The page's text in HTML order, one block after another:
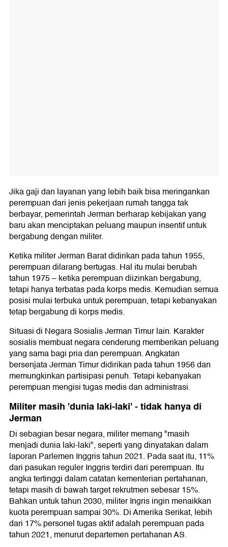
Jika gaji dan layanan yang lebih baik bisa meringankan
perempuan dari jenis pekerjaan rumah tangga tak
berbayar, pemerintah Jerman berharap kebijakan yang
baru akan menciptakan peluang maupun insentif untuk
bergabung dengan militer.
Ketika militer Jerman Barat didirikan pada tahun 1955,
perempuan dilarang bertugas. Hal itu mulai berubah
tahun 1975 – ketika perempuan diizinkan bergabung,
tetapi hanya terbatas pada korps medis. Kemudian semua
posisi mulai terbuka untuk perempuan, tetapi kebanyakan
tetap bergabung di korps medis.
Situasi di Negara Sosialis Jerman Timur lain. Karakter
sosialis membuat negara cenderung memberikan peluang
yang sama bagi pria dan perempuan. Angkatan
bersenjata Jerman Timur didirikan pada tahun 1956 dan
memungkinkan partisipasi penuh. Tetapi kebanyakan
perempuan mengisi tugas medis dan administrasi.
Militer masih 'dunia laki-laki' - tidak hanya di
Jerman
Di sebagian besar negara, militer memang "masih
menjadi dunia laki-laki", seperti yang dinyatakan dalam
laporan Parlemen Inggris tahun 2021. Pada saat itu, 11%
dari pasukan reguler Inggris terdiri dari perempuan. Itu
angka tertinggi dalam catatan kementerian pertahanan,
tetapi masih di bawah target rekrutmen sebesar 15%.
Bahkan untuk tahun 2030, militer Ingris ingin menaikkan
kuota perempuan sampai 30%. Di Amerika Serikat, lebih
dari 17% personel tugas aktif adalah perempuan pada
tahun 2021, menurut departemen pertahanan AS.